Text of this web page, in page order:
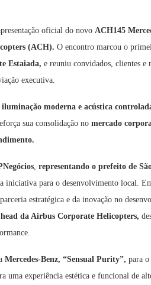
oficial do novo ACH145
(ACH). O encontro marcou o
Estaiada, e reuniu convidados, clientes e
executiva.
moderna e acústica
sua consolidação no mercado
representando o prefeito de
iniciativa para o desenvolvimento local.
estratégica e da inovação no
da Airbus Corporate Helicopters,
Mercedes-Benz, “Sensual Purity”, para
uma experiência estética e funcional de